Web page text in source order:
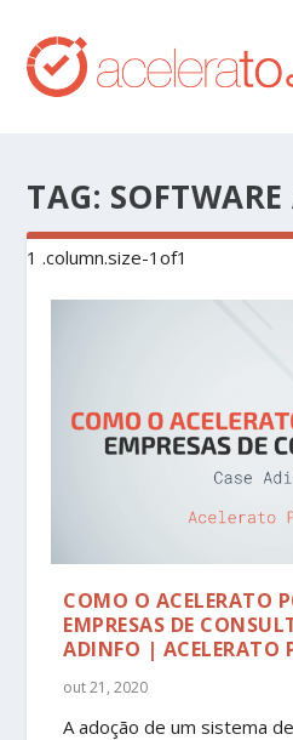
TAG:
COMO O ACELERATO
EMPRESAS DE
ADINFO | ACELERATO
out 21, 2020
A adoção de um sistema